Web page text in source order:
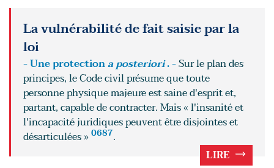
La vulnérabilité de fait saisie par la
loi
- Une protectiona posteriori. -Sur le plan des
principes, le Code civil présume que toute
personne physique majeure est saine d'esprit et,
partant, capable de contracter. Mais « l'insanité et
l'incapacité juridiques peuvent être disjointes et
désarticulées »0687.
LIRE